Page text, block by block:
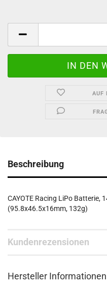
AUF
Beschreibung
CAYOTE Racing LiPo Batterie,
(95.8x46.5x16mm, 132g)
Kundenrezensionen
Hersteller Informationen